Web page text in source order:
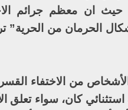
حيث ان معظم جرائم
الحرمان من الحرية”
الأشخاص من الاختفاء
كان، سواء تعلق